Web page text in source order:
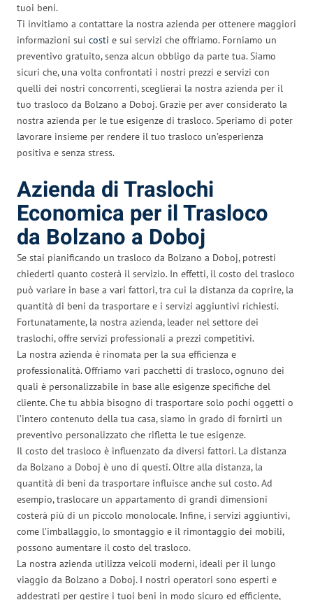
tuoi beni.
Ti invitiamo a contattare la nostra azienda per ottenere maggiori
informazioni sui costi e sui servizi che offriamo. Forniamo un
preventivo gratuito, senza alcun obbligo da parte tua. Siamo
sicuri che, una volta confrontati i nostri prezzi e servizi con
quelli dei nostri concorrenti, sceglierai la nostra azienda per il
tuo trasloco da Bolzano a Doboj. Grazie per aver considerato la
nostra azienda per le tue esigenze di trasloco. Speriamo di poter
lavorare insieme per rendere il tuo trasloco un’esperienza
positiva e senza stress.
Azienda di Traslochi
Economica per il Trasloco
da Bolzano a Doboj
Se stai pianificando un trasloco da Bolzano a Doboj, potresti
chiederti quanto costerà il servizio. In effetti, il costo del trasloco
può variare in base a vari fattori, tra cui la distanza da coprire, la
quantità di beni da trasportare e i servizi aggiuntivi richiesti.
Fortunatamente, la nostra azienda, leader nel settore dei
traslochi, offre servizi professionali a prezzi competitivi.
La nostra azienda è rinomata per la sua efficienza e
professionalità. Offriamo vari pacchetti di trasloco, ognuno dei
quali è personalizzabile in base alle esigenze specifiche del
cliente. Che tu abbia bisogno di trasportare solo pochi oggetti o
l’intero contenuto della tua casa, siamo in grado di fornirti un
preventivo personalizzato che rifletta le tue esigenze.
Il costo del trasloco è influenzato da diversi fattori. La distanza
da Bolzano a Doboj è uno di questi. Oltre alla distanza, la
quantità di beni da trasportare influisce anche sul costo. Ad
esempio, traslocare un appartamento di grandi dimensioni
costerà più di un piccolo monolocale. Infine, i servizi aggiuntivi,
come l’imballaggio, lo smontaggio e il rimontaggio dei mobili,
possono aumentare il costo del trasloco.
La nostra azienda utilizza veicoli moderni, ideali per il lungo
viaggio da Bolzano a Doboj. I nostri operatori sono esperti e
addestrati per gestire i tuoi beni in modo sicuro ed efficiente,